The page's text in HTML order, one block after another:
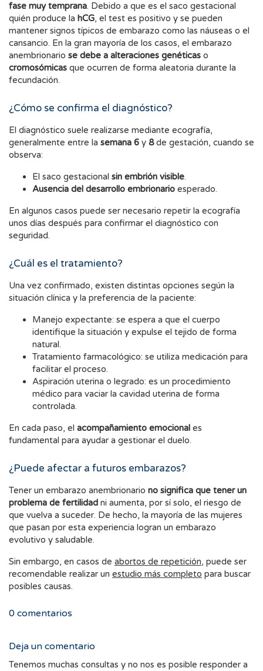
fase muy temprana. Debido a que es el saco gestacional
quién produce la hCG, el test es positivo y se pueden
mantener signos típicos de embarazo como las náuseas o el
cansancio. En la gran mayoría de los casos, el embarazo
anembrionario se debe a alteraciones genéticas o
cromosómicas que ocurren de forma aleatoria durante la
fecundación.
¿Cómo se confirma el diagnóstico?
El diagnóstico suele realizarse mediante ecografía,
generalmente entre la semana 6 y 8de gestación, cuando se
observa:
El saco gestacional sin embrión visible.
Ausencia del desarrollo embrionario esperado.
En algunos casos puede ser necesario repetir la ecografía
unos días después para confirmar el diagnóstico con
seguridad.
¿Cuál es el tratamiento?
Una vez confirmado, existen distintas opciones según la
situación clínica y la preferencia de la paciente:
Manejo expectante: se espera a que el cuerpo
identifique la situación y expulse el tejido de forma
natural.
Tratamiento farmacológico: se utiliza medicación para
facilitar el proceso.
Aspiración uterina o legrado: es un procedimiento
médico para vaciar la cavidad uterina de forma
controlada.
En cada paso, el acompañamiento emocional es
fundamental para ayudar a gestionar el duelo.
¿Puede afectar a futuros embarazos?
Tener un embarazo anembrionario no significa que tener un
problema de fertilidad ni aumenta, por sí solo, el riesgo de
que vuelva a suceder. De hecho, la mayoría de las mujeres
que pasan por esta experiencia logran un embarazo
evolutivo y saludable.
Sin embargo, en casos de abortos de repetición, puede ser
recomendable realizar un estudio más completo para buscar
posibles causas.
0 comentarios
Deja un comentario
Tenemos muchas consultas y no nos es posible responder a